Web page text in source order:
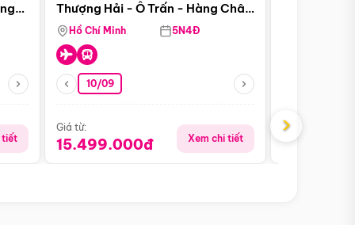
tiết
Thượng Hải - Ô Trấn - Hàng Châu
(Tour Không Shopping)
Hồ Chí Minh 5N4Đ
10/09
Giá từ:
15.499.000đ Xem chi tiết
Giá từ:
›